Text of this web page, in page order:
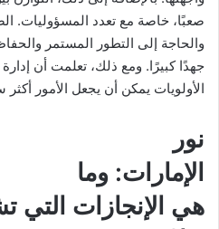
صعبًا، خاصة مع تعدد المسؤوليات.
والحاجة إلى التطور المستمر
جهدًا كبيرًا. ومع ذلك، تعلمت أن
الأولويات يمكن أن يجعل الأمور
نور
الإمارات: وما
هي الإنجازات التي